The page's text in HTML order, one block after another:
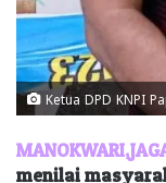
Ketua DPD KNPI
menilai